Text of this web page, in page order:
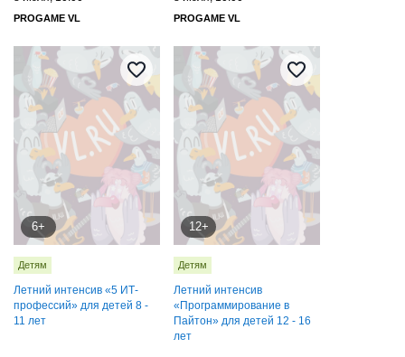
PROGAME VL
6+
Детям
Летний интенсив «5 ИТ-
профессий» для детей 8 -
11 лет
PROGAME VL
12+
Детям
Летний интенсив
«Программирование в
Пайтон» для детей 12 - 16
лет